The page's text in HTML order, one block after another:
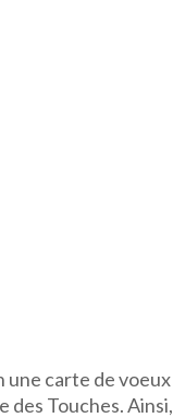
une carte de voeux
des Touches. Ainsi,